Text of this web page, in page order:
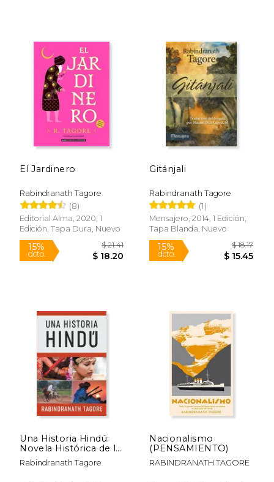
15%
dcto.
15%
dcto.
El Jardinero
Rabindranath Tagore
(8)
Editorial Alma, 2020, 1
Edición, Tapa Dura, Nuevo
15%
dcto. $ 18.20
Gitánjali
Rabindranath Tagore
(1)
Mensajero, 2014, 1 Edición,
Tapa Blanda, Nuevo
15%
dcto.
Una Historia Hindú:
Novela Histórica de la
Antigua India
Rabindranath Tagore
Nacionalismo
(PENSAMIENTO)
RABINDRANATH TAGORE